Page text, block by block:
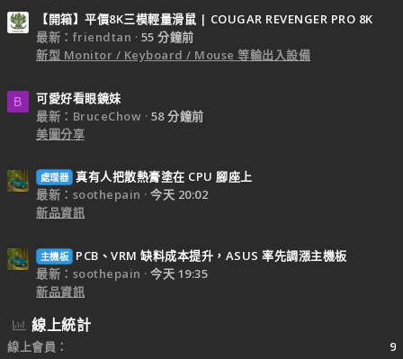
【開箱】平價8K三模輕量滑鼠 | COUGAR REVENGER PRO 8K
最新：friendtan
55 分鐘前
新型 Monitor / Keyboard / Mouse 等輸出入設備
B
可愛好看眼鏡妹
最新：BruceChow
58 分鐘前
美圖分享
處理器 真有人把散熱膏塗在 CPU 腳座上
最新：soothepain
今天 20:02
新品資訊
主機板
PCB、VRM 缺料成本提升，ASUS 率先調漲主機板
最新：soothepain
今天 19:35
新品資訊
線上統計
線上會員
9